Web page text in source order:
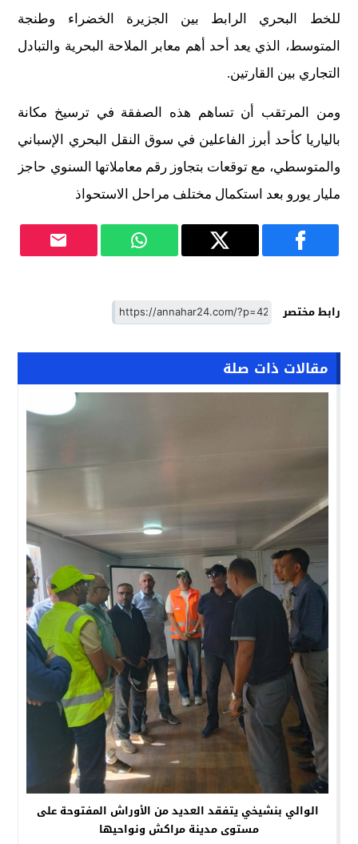
للخط البحري الرابط بين الجزيرة الخضراء وطنجة
المتوسط، الذي يعد أحد أهم معابر الملاحة البحرية والتبادل
التجاري بين القارتين.
ومن المرتقب أن تساهم هذه الصفقة في ترسيخ مكانة
بالياريا كأحد أبرز الفاعلين في سوق النقل البحري الإسباني
والمتوسطي، مع توقعات بتجاوز رقم معاملاتها السنوي حاجز
مليار يورو بعد استكمال مختلف مراحل الاستحواذ
رابط مختصر
مقالات ذات صلة
الوالي بنشيخي يتفقد العديد من الأوراش المفتوحة على
مستوى مدينة مراكش ونواحيها